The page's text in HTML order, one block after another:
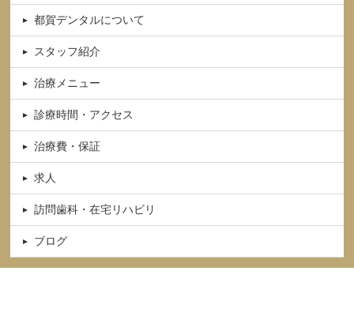
都賀デンタルについて
スタッフ紹介
治療メニュー
診療時間・アクセス
治療費・保証
求人
訪問歯科・在宅リハビリ
ブログ